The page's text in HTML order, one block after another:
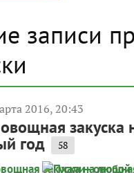
записи
2016, 20:43
закуска
год 58